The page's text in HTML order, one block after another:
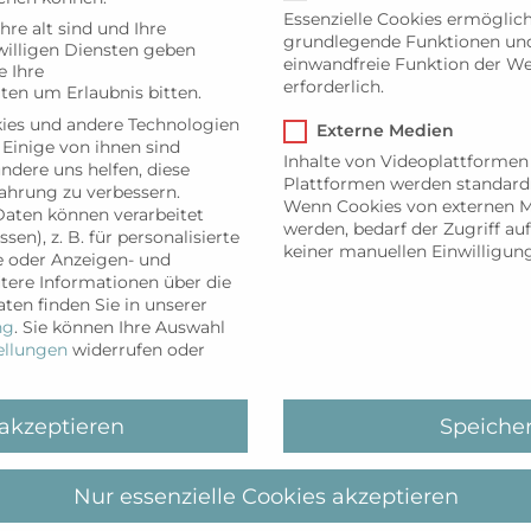
für Kinder ab 6 Jahren. Die Teilnehmerzahl
Es sind keine Vorkenntnisse nötig. Die
Leistung erbracht wird, kann das
Mai 2025
VERANSTALTUNGSORT
alt sind und Ihre
Diensten geben
Ihre
um Erlaubnis bitten.
und andere Technologien
von ihnen sind
uns helfen, diese
zu verbessern.
können verarbeitet
z. B. für personalisierte
oder Anzeigen- und
Informationen über die
finden Sie in unserer
. Sie können Ihre Auswahl
widerrufen oder
Essenzielle Cookies
grundlegende Funktionen
einwandfreie Funktion der
erforderlich.
Externe Medien
Inhalte von
Plattformen werden
Wenn Cookies von externen
werden, bedarf der Zugriff
keiner manuellen
Nur essenzielle Cookies akzeptieren